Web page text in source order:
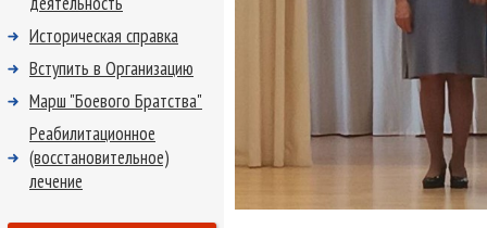
Историческая справка
Вступить в Организацию
Марш "Боевого Братства"
Реабилитационное
(восстановительное)
лечение